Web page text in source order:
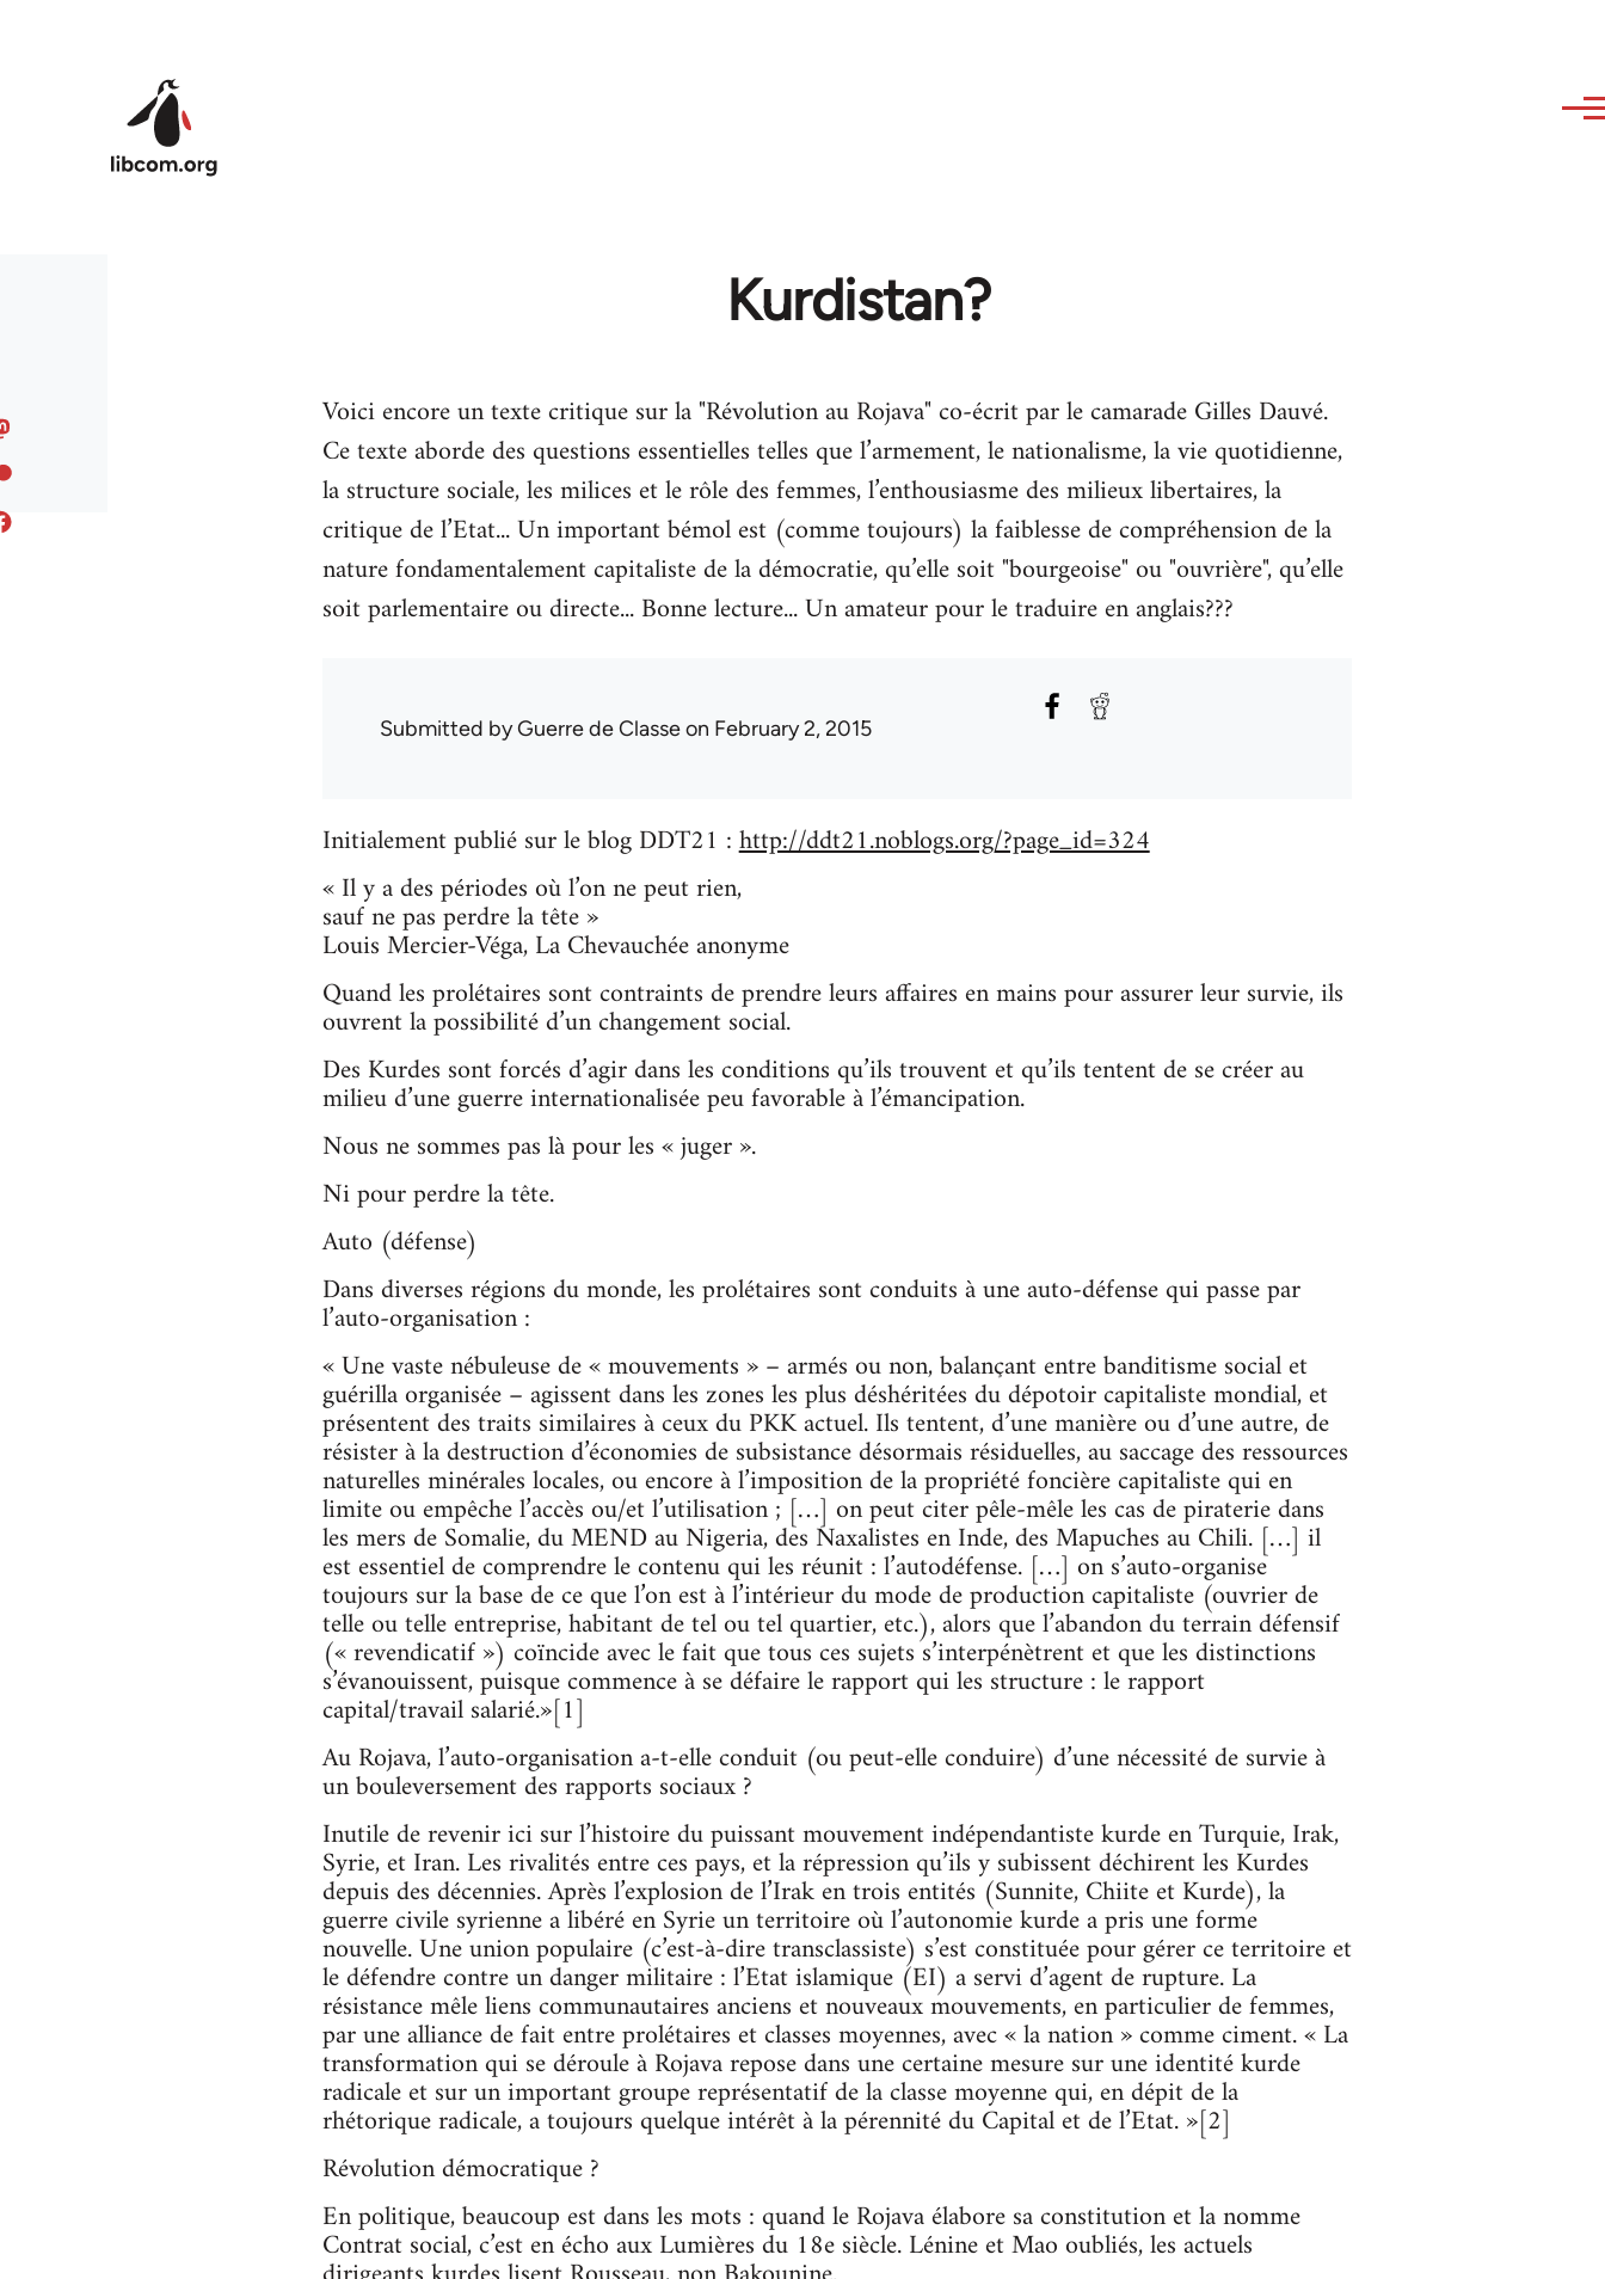
Kurdistan?
Voici encore un texte critique sur la "Révolution au Rojava" co-écrit par le camarade Gilles Dauvé.
Ce texte aborde des questions essentielles telles que l’armement, le nationalisme, la vie quotidienne,
la structure sociale, les milices et le rôle des femmes, l’enthousiasme des milieux libertaires, la
critique de l’Etat... Un important bémol est (comme toujours) la faiblesse de compréhension de la
nature fondamentalement capitaliste de la démocratie, qu’elle soit "bourgeoise" ou "ouvrière", qu’elle
soit parlementaire ou directe... Bonne lecture... Un amateur pour le traduire en anglais???
Submitted byGuerre de Classeon February 2, 2015
Initialement publié sur le blog DDT21 :http://ddt21.noblogs.org/?page_id=324
« Il y a des périodes où l’on ne peut rien,
sauf ne pas perdre la tête »
Louis Mercier-Véga, La Chevauchée anonyme
Quand les prolétaires sont contraints de prendre leurs affaires en mains pour assurer leur survie, ils
ouvrent la possibilité d’un changement social.
Des Kurdes sont forcés d’agir dans les conditions qu’ils trouvent et qu’ils tentent de se créer au
milieu d’une guerre internationalisée peu favorable à l’émancipation.
Nous ne sommes pas là pour les « juger ».
Ni pour perdre la tête.
Auto (défense)
Dans diverses régions du monde, les prolétaires sont conduits à une auto-défense qui passe par
l’auto-organisation :
« Une vaste nébuleuse de « mouvements » – armés ou non, balançant entre banditisme social et
guérilla organisée – agissent dans les zones les plus déshéritées du dépotoir capitaliste mondial, et
présentent des traits similaires à ceux du PKK actuel. Ils tentent, d’une manière ou d’une autre, de
résister à la destruction d’économies de subsistance désormais résiduelles, au saccage des ressources
naturelles minérales locales, ou encore à l’imposition de la propriété foncière capitaliste qui en
limite ou empêche l’accès ou/et l’utilisation ; […] on peut citer pêle-mêle les cas de piraterie dans
les mers de Somalie, du MEND au Nigeria, des Naxalistes en Inde, des Mapuches au Chili. […] il
est essentiel de comprendre le contenu qui les réunit : l’autodéfense. […] on s’auto-organise
toujours sur la base de ce que l’on est à l’intérieur du mode de production capitaliste (ouvrier de
telle ou telle entreprise, habitant de tel ou tel quartier, etc.), alors que l’abandon du terrain défensif
(« revendicatif ») coïncide avec le fait que tous ces sujets s’interpénètrent et que les distinctions
s’évanouissent, puisque commence à se défaire le rapport qui les structure : le rapport
capital/travail salarié.»[1]
Au Rojava, l’auto-organisation a-t-elle conduit (ou peut-elle conduire) d’une nécessité de survie à
un bouleversement des rapports sociaux ?
Inutile de revenir ici sur l’histoire du puissant mouvement indépendantiste kurde en Turquie, Irak,
Syrie, et Iran. Les rivalités entre ces pays, et la répression qu’ils y subissent déchirent les Kurdes
depuis des décennies. Après l’explosion de l’Irak en trois entités (Sunnite, Chiite et Kurde), la
guerre civile syrienne a libéré en Syrie un territoire où l’autonomie kurde a pris une forme
nouvelle. Une union populaire (c’est-à-dire transclassiste) s’est constituée pour gérer ce territoire et
le défendre contre un danger militaire : l’Etat islamique (EI) a servi d’agent de rupture. La
résistance mêle liens communautaires anciens et nouveaux mouvements, en particulier de femmes,
par une alliance de fait entre prolétaires et classes moyennes, avec « la nation » comme ciment. « La
transformation qui se déroule à Rojava repose dans une certaine mesure sur une identité kurde
radicale et sur un important groupe représentatif de la classe moyenne qui, en dépit de la
rhétorique radicale, a toujours quelque intérêt à la pérennité du Capital et de l’Etat. »[2]
Révolution démocratique ?
En politique, beaucoup est dans les mots : quand le Rojava élabore sa constitution et la nomme
Contrat social, c’est en écho aux Lumières du 18e siècle. Lénine et Mao oubliés, les actuels